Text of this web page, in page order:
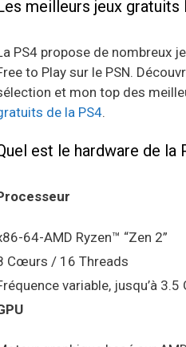
meilleurs jeux gratuits
PS4 propose de nombreux
to Play sur le PSN.
et mon top des
de la PS4.
est le hardware de la
64-AMD Ryzen™ “Zen 2”
Cœurs / 16 Threads
variable, jusqu’à 3.5